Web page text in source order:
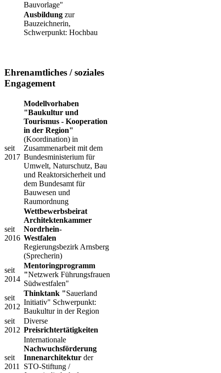
Bauvorlage"
​Ausbildung zur
Bauzeichnerin,
Schwerpunkt: Hochbau
Ehrenamtliches / soziales
Engagement​ ​
​seit
2017
Modellvorhaben
"Baukultur und
Tourismus - Kooperation
in der Region"
(Koordination) in
Zusammenarbeit mit dem
Bundesministerium für
Umwelt, Naturschutz, Bau
und Reaktorsicherheit und
dem Bundesamt für
Bauwesen und
Raumordnung ​
​seit
2016
Wettbewerbsbeirat
Architektenkammer
Nordrhein-
Westfalen
Regierungsbezirk Arnsberg
(Sprecherin)
​seit
2014
​Mentoringprogramm
"Netzwerk Führungsfrauen
Südwestfalen"
​seit
2012
​Thinktank "Sauerland
Initiativ" Schwerpunkt:
Baukultur in der Region​
​seit
2012
Diverse ​
Preisrichtertätigkeiten
​seit
2011
​Internationale
Nachwuchsförderung
Innenarchitektur der
STO-Stiftung /